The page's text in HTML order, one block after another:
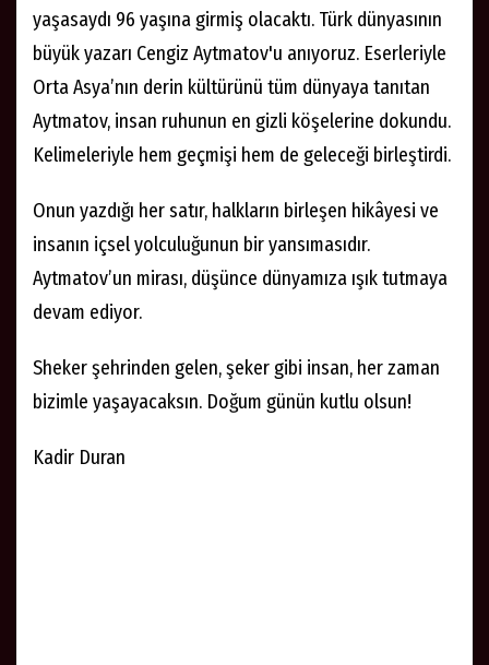
yaşasaydı 96 yaşına girmiş olacaktı. Türk dünyasının
büyük yazarı Cengiz Aytmatov'u anıyoruz. Eserleriyle
Orta Asya’nın derin kültürünü tüm dünyaya tanıtan
Aytmatov, insan ruhunun en gizli köşelerine dokundu.
Kelimeleriyle hem geçmişi hem de geleceği birleştirdi.
Onun yazdığı her satır, halkların birleşen hikâyesi ve
insanın içsel yolculuğunun bir yansımasıdır.
Aytmatov’un mirası, düşünce dünyamıza ışık tutmaya
devam ediyor.
Sheker şehrinden gelen, şeker gibi insan, her zaman
bizimle yaşayacaksın. Doğum günün kutlu olsun!
Kadir Duran